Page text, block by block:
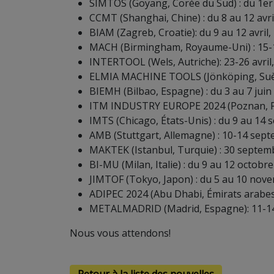
SIMTOS (Goyang, Corée du Sud) : du
CCMT (Shanghai, Chine) : du 8 au 12
BIAM (Zagreb, Croatie): du 9 au 12
MACH (Birmingham, Royaume-Uni) :
INTERTOOL (Wels, Autriche): 23-26
ELMIA MACHINE TOOLS (Jönköping,
BIEMH (Bilbao, Espagne) : du 3 au 7 juin
ITM INDUSTRY EUROPE 2024
IMTS (Chicago, États-Unis) : du 9 au 14
AMB (Stuttgart, Allemagne) : 10-14
MAKTEK (Istanbul, Turquie) : 30
BI-MU (Milan, Italie) : du 9 au 12 octobre
JIMTOF (Tokyo, Japon) : du 5 au 10
ADIPEC 2024 (Abu Dhabi, Émirats
METALMADRID (Madrid, Espagne): 11-
Nous vous attendons!